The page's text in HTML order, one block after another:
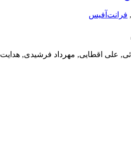
, فرانت‌آفیس
علی اقطایی, مهرداد فرشیدی,